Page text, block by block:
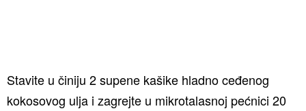
Stavite u činiju 2 supene kašike hladno ceđenog
kokosovog ulja i zagrejte u mikrotalasnoj pećnici 20